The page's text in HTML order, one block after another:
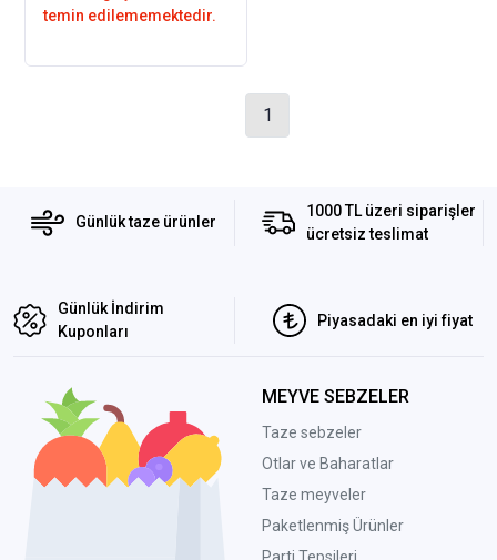
temin edilememektedir.
1
Günlük taze ürünler
1000 TL üzeri siparişler
ücretsiz teslimat
Günlük İndirim
Kuponları
Piyasadaki en iyi fiyat
MEYVE SEBZELER
Taze sebzeler
Otlar ve Baharatlar
Taze meyveler
Paketlenmiş Ürünler